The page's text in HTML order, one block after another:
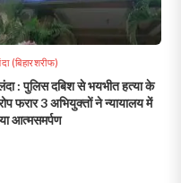
(बिहारशरीफ)
: पुलिस दबिश से भयभीत हत्या के
फरार 3 अभियुक्तों ने न्यायालय में
आत्मसमर्पण